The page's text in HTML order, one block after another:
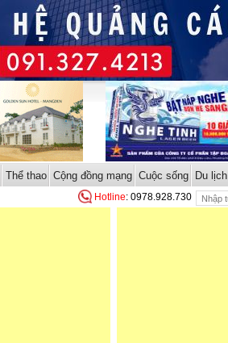
Thể thao Cộng đồng mạng Cuộc sống Du lịch
Hotline: 0978.928.730